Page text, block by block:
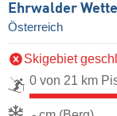
Ehrwalder
Österreich
Skigebiet
0 von 21 km